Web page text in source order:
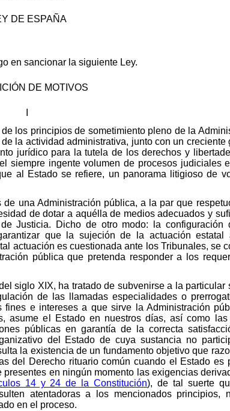
DE ESPAÑA
en sancionar la siguiente Ley.
DE MOTIVOS
los principios de sometimiento pleno de la
la actividad administrativa, junto con un creciente
jurídico para la tutela de los derechos y
siempre ingente volumen de procesos judiciales
al Estado se refiere, un panorama litigioso de
una Administración pública, a la par que
de dotar a aquélla de medios adecuados y
Justicia. Dicho de otro modo: la configuración
que la sujeción de la actuación
actuación es cuestionada ante los Tribunales, se
pública que pretenda responder a los
siglo XIX, ha tratado de subvenirse a la particular
de las llamadas especialidades o
e intereses a que sirve la Administración
asume el Estado en nuestros días, así como
públicas en garantía de la correcta
del Estado de cuya sustancia no
la existencia de un fundamento objetivo que
del Derecho rituario común cuando el Estado es
en ningún momento las exigencias
14 y 24 de la Constitución), de tal suerte
atentadoras a los mencionados principios,
en el proceso.